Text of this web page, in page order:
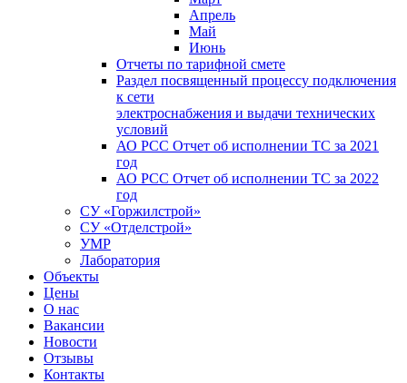
Апрель
Май
Июнь
Отчеты по тарифной смете
Раздел посвященный процессу подключения
к сети
электроснабжения и выдачи технических
условий
АО РСС Отчет об исполнении ТС за 2021
год
АО РСС Отчет об исполнении ТС за 2022
год
СУ «Горжилстрой»
СУ «Отделстрой»
УМР
Лаборатория
Объекты
Цены
О нас
Вакансии
Новости
Отзывы
Контакты